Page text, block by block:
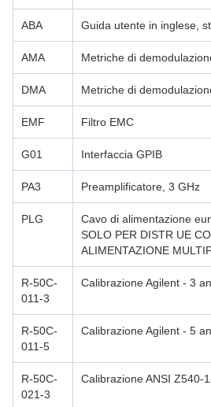
ABA Guida utente in inglese,
AMA Metriche di
DMA Metriche di
EMF Filtro EMC
G01 Interfaccia GPIB
PA3 Preamplificatore, 3 GHz
PLG
Cavo di alimentazione
SOLO PER DISTR UE
ALIMENTAZIONE
R-50C-
011-3
Calibrazione Agilent - 3
R-50C-
011-5
Calibrazione Agilent - 5
R-50C-
021-3
Calibrazione ANSI Z540-